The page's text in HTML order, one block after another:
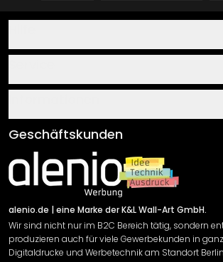
Über uns
Klebe- und Montageanleitungen
Newsletter An-/Abmeldung
Sendungsverfolgung
AGB
Impressum
Versand & Zahlung
Rücksendung
Widerrufsrecht
Datenschutzerklärung
Geschäftskunden
alenio.de | eine Marke der K&L Wall-Art GmbH.
Wir sind nicht nur im B2C Bereich tätig, sondern
produzieren auch für viele Gewerbekunden in
Digitaldrucke und Werbetechnik am Standort